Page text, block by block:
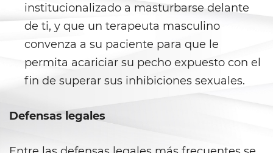
Portar un Arma de Fuego
Cargada
Portar un Arma de Fuego
Oculta
Chocar y Huir
institucionalizado a masturbarse delante
de ti, y que un terapeuta masculino
convenza a su paciente para que le
permita acariciar su pecho expuesto con el
fin de superar sus inhibiciones sexuales.
Defensas legales